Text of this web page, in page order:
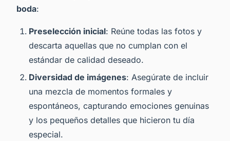
boda:
Preselección inicial: Reúne todas las fotos y
descarta aquellas que no cumplan con el
estándar de calidad deseado.
Diversidad de imágenes: Asegúrate de incluir
una mezcla de momentos formales y
espontáneos, capturando emociones genuinas
y los pequeños detalles que hicieron tu día
especial.